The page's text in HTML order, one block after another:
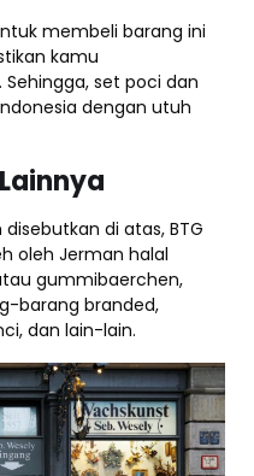
membeli barang ini
kamu
set poci dan
dengan utuh
di atas, BTG
oleh Jerman halal
gummibaerchen,
barang branded,
dan lain-lain.